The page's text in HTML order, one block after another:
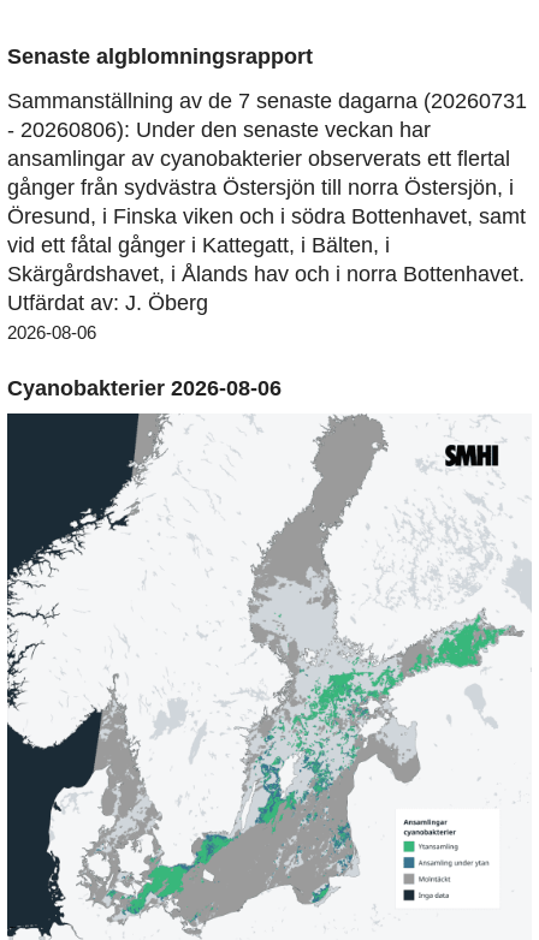
Senaste algblomningsrapport
Sammanställning av de 7 senaste dagarna (20260731
- 20260806): Under den senaste veckan har
ansamlingar av cyanobakterier observerats ett flertal
gånger från sydvästra Östersjön till norra Östersjön, i
Öresund, i Finska viken och i södra Bottenhavet, samt
vid ett fåtal gånger i Kattegatt, i Bälten, i
Skärgårdshavet, i Ålands hav och i norra Bottenhavet.
Utfärdat av: J. Öberg
2026-08-06
Cyanobakterier 2026-08-06